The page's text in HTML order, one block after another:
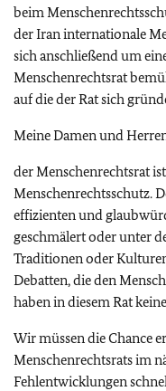
beim
der Iran internationale
sich anschließend um
Menschenrechtsrat
auf die der Rat sich
Meine Damen und
der Menschenrechtsrat
Menschenrechtsschutz.
effizienten und
geschmälert oder unter
Traditionen oder
Debatten, die den
haben in diesem Rat
Wir müssen die Chance
Menschenrechtsrats im
Fehlentwicklungen